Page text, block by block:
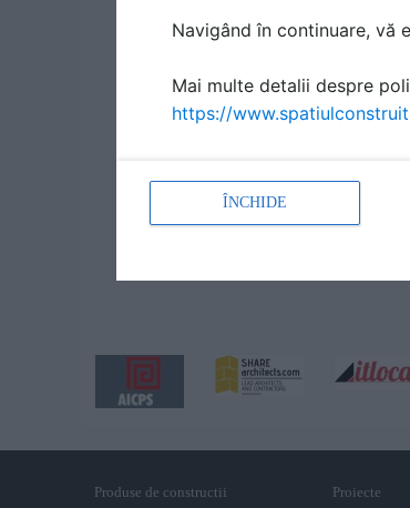
Produse de constructii Proiecte
Navigând în continuare, vă
Mai multe detalii despre
https://
ÎNCHIDE